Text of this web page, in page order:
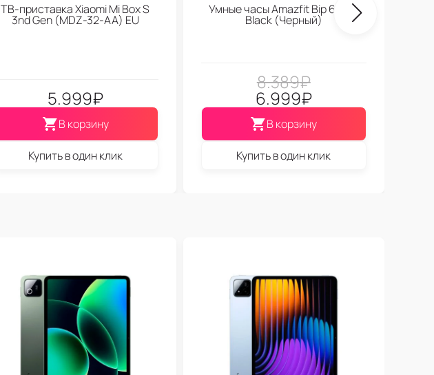
ТВ-приставка Xiaomi Mi Box S
3nd Gen (МDZ-32-АА) EU
5.999₽
В корзину
Купить в один клик
Умные часы Amazfit Bip 6 Soft
Black (Черный)
8.389₽
6.999₽
В корзину
Купить в один клик